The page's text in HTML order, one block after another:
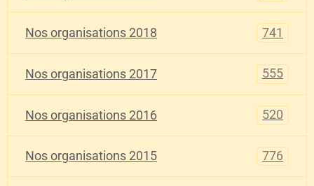
Nos organisations 2018 741
Nos organisations 2017 555
Nos organisations 2016 520
Nos organisations 2015 776